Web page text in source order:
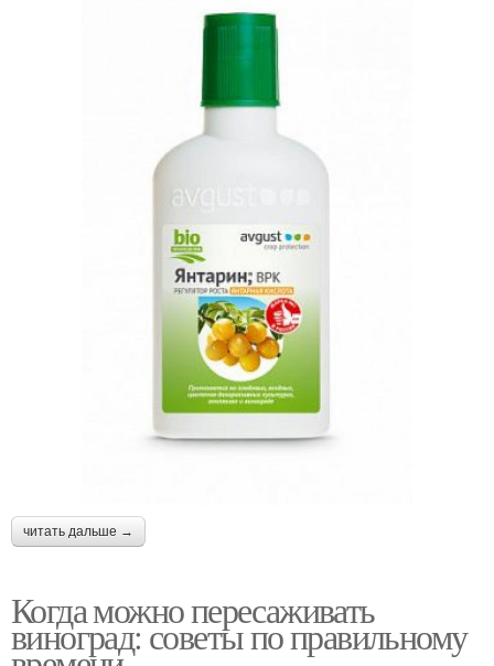
читать дальше →
Когда можно пересаживать
виноград: советы по правильному